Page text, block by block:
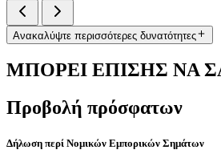
Ανακαλύψτε περισσότερες δυνατότητες
ΜΠΟΡΕΙ ΕΠΙΣΗΣ ΝΑ
Προβολή πρόσφατων
Δήλωση περί Νομικών Εμπορικών Σημάτων